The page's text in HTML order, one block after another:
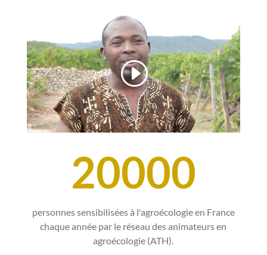
20000
personnes sensibilisées à l'agroécologie en France
chaque année par le réseau des animateurs en
agroécologie (ATH).